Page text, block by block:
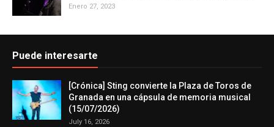
Enero 27, 2023
Puede interesarte
[Crónica] Sting convierte la Plaza de Toros de
Granada en una cápsula de memoria musical
(15/07/2026)
July 16, 2026